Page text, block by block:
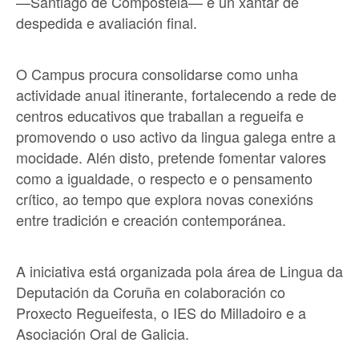
despedida e avaliación final.
O Campus procura consolidarse como unha
actividade anual itinerante, fortalecendo a rede de
centros educativos que traballan a regueifa e
promovendo o uso activo da lingua galega entre a
mocidade. Alén disto, pretende fomentar valores
como a igualdade, o respecto e o pensamento
crítico, ao tempo que explora novas conexións
entre tradición e creación contemporánea.
A iniciativa está organizada pola área de Lingua da
Deputación da Coruña en colaboración co
Proxecto Regueifesta, o IES do Milladoiro e a
Asociación Oral de Galicia.